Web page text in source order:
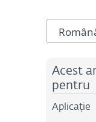
Acest
pentru
Aplicație